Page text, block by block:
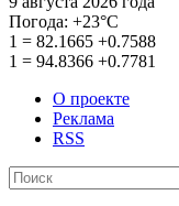
Погода: +23°С
1 = 82.1665 +0.7588
1 = 94.8366 +0.7781
О проекте
Реклама
RSS